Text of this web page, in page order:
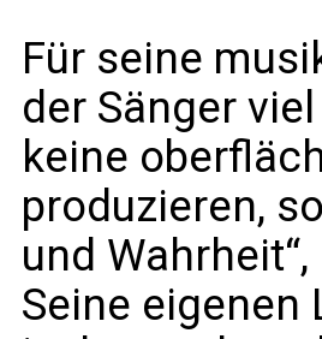
Für seine
der Sänger
keine
produzieren,
und
Seine